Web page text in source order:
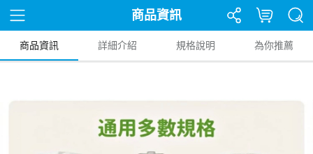
商品資訊
商品資訊 詳細介紹 規格說明 為你推薦